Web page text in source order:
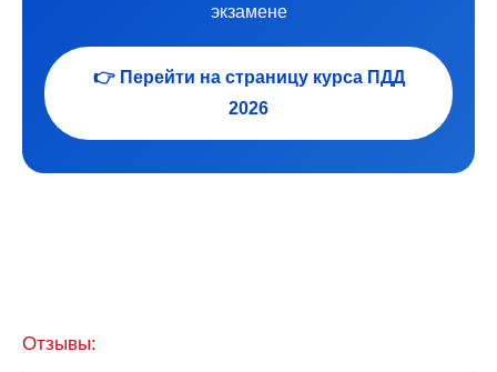
экзамене
👉 Перейти на страницу курса ПДД
2026
Отзывы: